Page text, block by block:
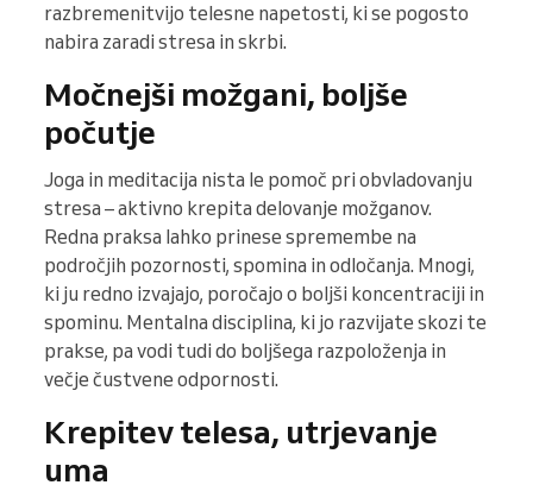
razbremenitvijo telesne napetosti, ki se pogosto
nabira zaradi stresa in skrbi.
Močnejši možgani, boljše
počutje
Joga in meditacija nista le pomoč pri obvladovanju
stresa – aktivno krepita delovanje možganov.
Redna praksa lahko prinese spremembe na
področjih pozornosti, spomina in odločanja. Mnogi,
ki ju redno izvajajo, poročajo o boljši koncentraciji in
spominu. Mentalna disciplina, ki jo razvijate skozi te
prakse, pa vodi tudi do boljšega razpoloženja in
večje čustvene odpornosti.
Krepitev telesa, utrjevanje
uma